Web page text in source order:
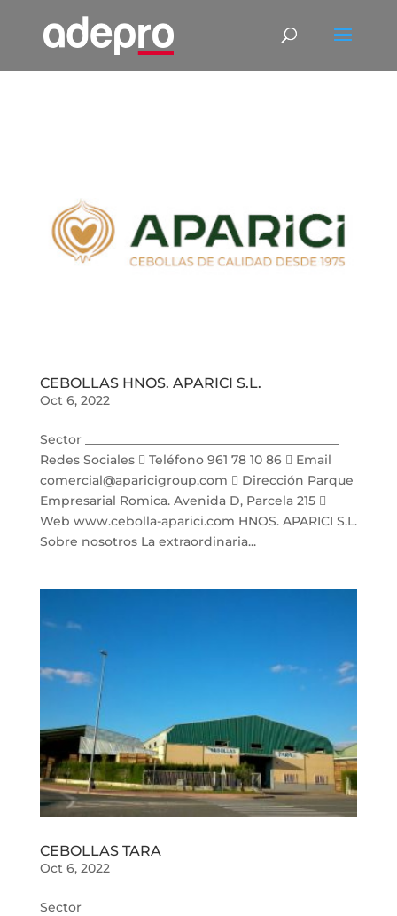
CEBOLLAS HNOS. APARICI S.L.
Oct 6, 2022
Sector _________________________________________
Redes Sociales  Teléfono 961 78 10 86  Email
comercial@aparicigroup.com  Dirección Parque
Empresarial Romica. Avenida D, Parcela 215 
Web www.cebolla-aparici.com HNOS. APARICI S.L.
Sobre nosotros La extraordinaria...
CEBOLLAS TARA
Oct 6, 2022
Sector _________________________________________